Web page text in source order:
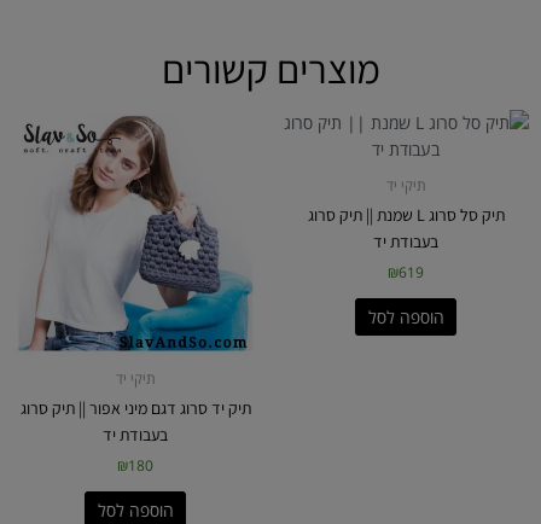
מוצרים קשורים
תיקי יד
תיק סל סרוג L שמנת || תיק סרוג
בעבודת יד
₪619
הוספה לסל
תיקי יד
תיק יד סרוג דגם מיני אפור || תיק סרוג
בעבודת יד
₪180
הוספה לסל